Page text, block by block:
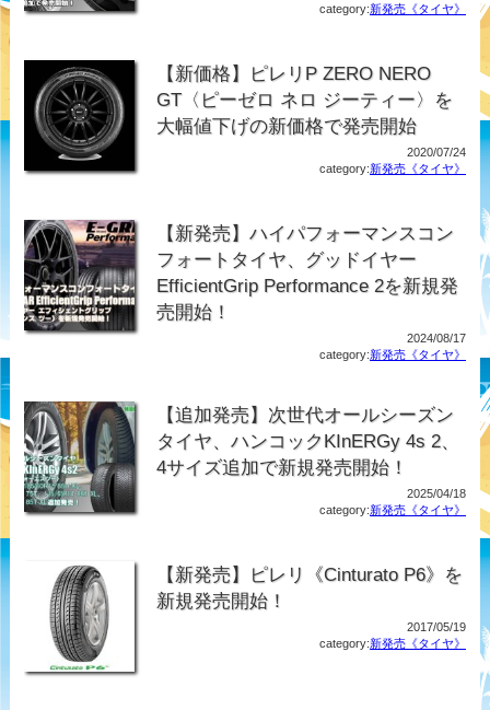
category:新発売《タイヤ》
【新価格】ピレリP ZERO NERO
GT〈ピーゼロ ネロ ジーティー〉を
大幅値下げの新価格で発売開始
2020/07/24
category:新発売《タイヤ》
【新発売】ハイパフォーマンスコン
フォートタイヤ、グッドイヤー
EfficientGrip Performance 2を新規発
売開始！
2024/08/17
category:新発売《タイヤ》
【追加発売】次世代オールシーズン
タイヤ、ハンコックKInERGy 4s 2、
4サイズ追加で新規発売開始！
2025/04/18
category:新発売《タイヤ》
【新発売】ピレリ《Cinturato P6》を
新規発売開始！
2017/05/19
category:新発売《タイヤ》